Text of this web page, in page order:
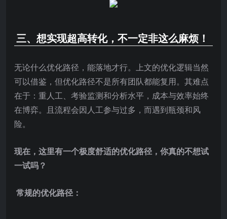
三、想实现超高转化，不一定非这么麻烦！
无论什么优化路径，能落地才行。上文的优化逻辑当然
可以借鉴，但优化路径不是所有团队都能复用。其难点
在于：重人工、考验监测和分析水平，成本与效率始终
在博弈。且流程会因人工参与过多，而遇到瓶颈和风
险。
现在，这里有一个极度舒适的优化路径，你真的不想试
一试吗？
常规的优化路径：